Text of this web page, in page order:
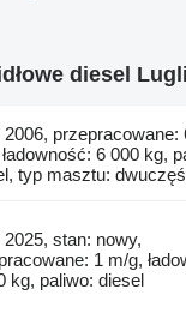
diesel Lugli
2006, przepracowane:
6 000 kg,
typ masztu:
2025, stan: nowy,
1 m/g,
kg, paliwo: diesel